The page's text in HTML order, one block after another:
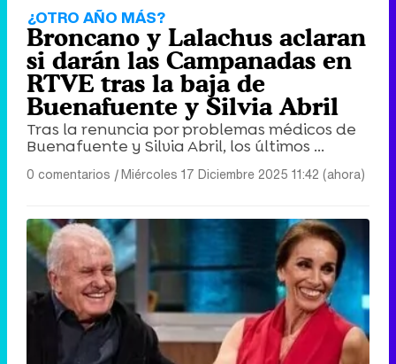
¿OTRO AÑO MÁS?
Broncano y Lalachus aclaran
si darán las Campanadas en
RTVE tras la baja de
Buenafuente y Silvia Abril
Tras la renuncia por problemas médicos de
Buenafuente y Silvia Abril, los últimos ...
0 comentarios |Miércoles 17 Diciembre 2025 11:42 (ahora)